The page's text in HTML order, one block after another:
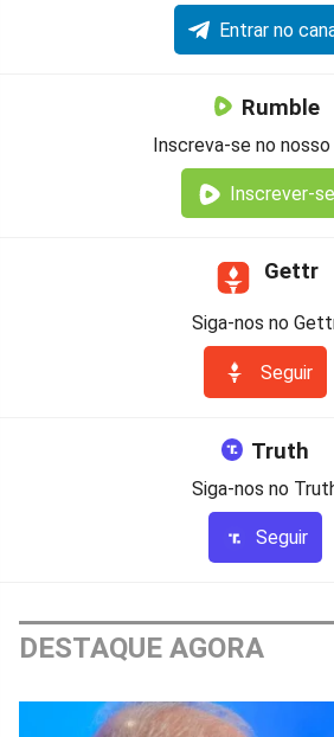
Entrar no
Rumble
Inscreva-se no nosso
Inscrever-se
Gettr
Siga-nos no
Seguir
Truth
Siga-nos no
Seguir
DESTAQUE AGORA